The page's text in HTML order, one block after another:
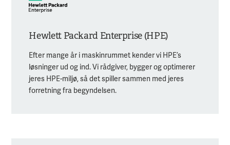
Hewlett Packard Enterprise (HPE)
Efter mange år i maskinrummet kender vi HPE’s
løsninger ud og ind. Vi rådgiver, bygger og optimerer
jeres HPE-miljø, så det spiller sammen med jeres
forretning fra begyndelsen.